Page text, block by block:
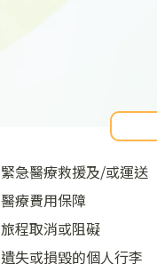
緊急醫療救援及/或運送
醫療費用保障
旅程取消或阻礙
遺失或損毀的個人行李